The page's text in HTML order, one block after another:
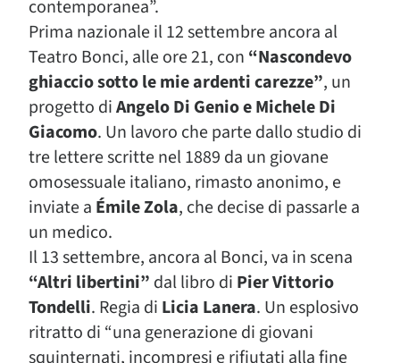
contemporanea”.
Prima nazionale il 12 settembre ancora al
Teatro Bonci, alle ore 21, con “Nascondevo
ghiaccio sotto le mie ardenti carezze”, un
progetto diAngelo Di Genio e Michele Di
Giacomo. Un lavoro che parte dallo studio di
tre lettere scritte nel 1889 da un giovane
omosessuale italiano, rimasto anonimo, e
inviate a Émile Zola, che decise di passarle a
un medico.
Il 13 settembre, ancora al Bonci, va in scena
“Altri libertini” dal libro di Pier Vittorio
Tondelli. Regia di Licia Lanera. Un esplosivo
ritratto di “una generazione di giovani